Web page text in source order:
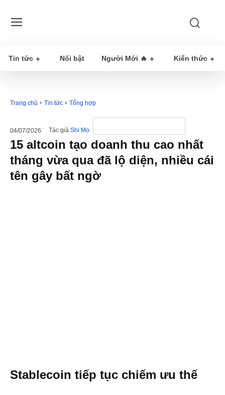
Tin tức Nổi bật Người Mới 🔥 Kiến thức
Trang chủ Tin tức Tổng hợp
04/07/2026 Tác giả Shi Mo
15 altcoin tạo doanh thu cao nhất
tháng vừa qua đã lộ diện, nhiều cái
tên gây bất ngờ
Stablecoin tiếp tục chiếm ưu thế